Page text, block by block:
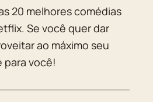
20 melhores comédias
Se você quer dar
ao máximo seu
para você!